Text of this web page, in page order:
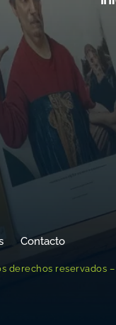
Contacto
derechos reservados –